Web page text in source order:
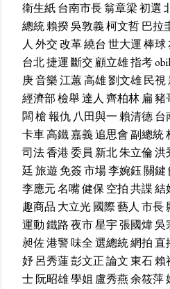
衛生紙台南市長翁章梁初選
總統賴揆吳敦義柯文哲巴拉
人 外交改革繞台 世大運棒球
台北捷運 斷交 顧立雄指考
庚音樂江蕙高雄劉文雄民視
經濟部檢舉達人 齊柏林 扁豬
闆槍報仇 八田與一賴清德台
卡車高鐵嘉義追思會副總統
司法香港委員 新北朱立倫洪
廷旅遊 免簽市場李婉鈺關鍵
李應元名嘴健保空拍共諜結
趣商品 大立光國際藝人 市長
運動鐵路夜市星宇張國煒吳
昶佐港警味全選總統網拍直
妤呂秀蓮彭文正論文東石賴
士阮昭雄學姐 盧秀燕余筱萍